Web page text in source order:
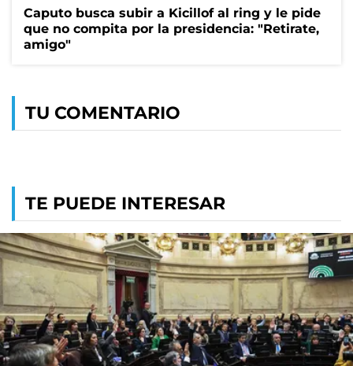
Caputo busca subir a Kicillof al ring y le pide
que no compita por la presidencia: "Retirate,
amigo"
TU COMENTARIO
TE PUEDE INTERESAR